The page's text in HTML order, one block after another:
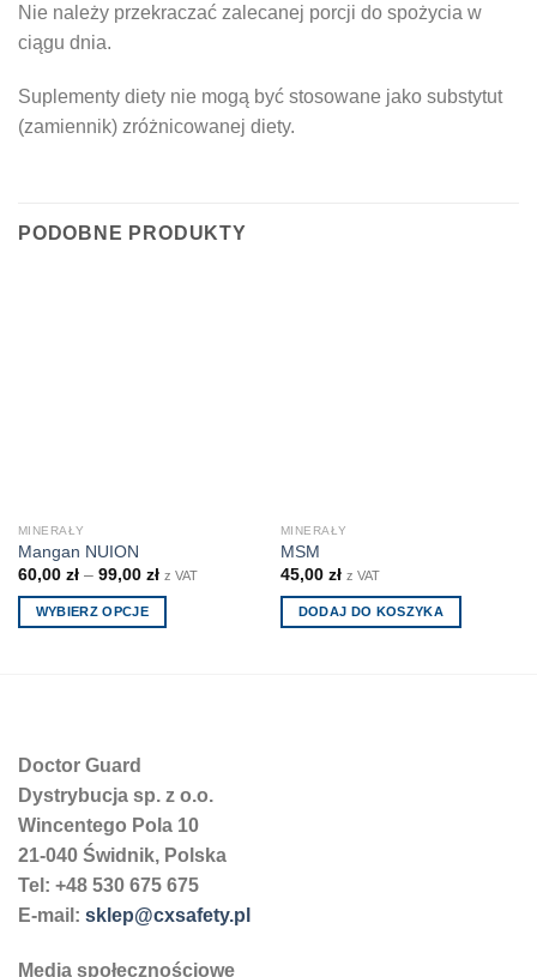
Nie należy przekraczać zalecanej porcji do spożycia w
ciągu dnia.
Suplementy diety nie mogą być stosowane jako substytut
(zamiennik) zróżnicowanej diety.
PODOBNE PRODUKTY
MINERAŁY
Mangan NUION
60,00 zł– 99,00 zł z VAT
WYBIERZ OPCJE
Opcje
można
wybrać
stronie
produktu
MINERAŁY
MSM
45,00 zł z VAT
DODAJ DO KOSZYKA
Doctor Guard
Dystrybucja sp. z o.o.
Wincentego Pola 10
21-040 Świdnik, Polska
Tel: +48 530 675 675
E-mail: sklep@cxsafety.pl
Media społecznościowe